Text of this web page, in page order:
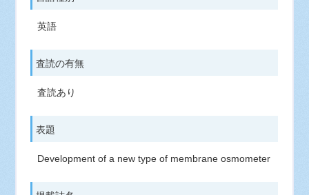
英語
査読の有無
査読あり
表題
Development of a new type of membrane osmometer